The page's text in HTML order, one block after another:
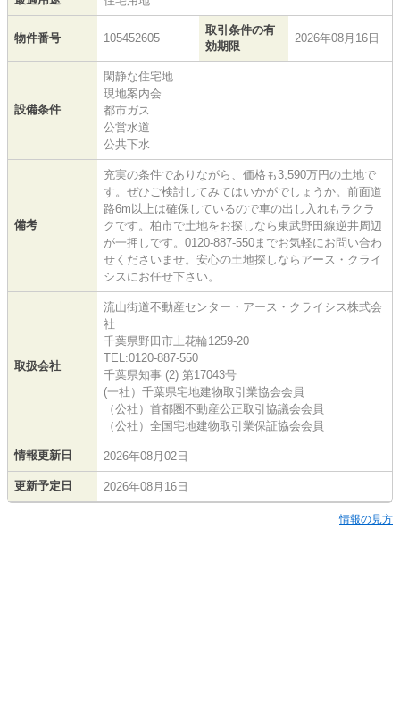
物件番号 105452605
取引条件の有
効期限
2026年08月16日
設備条件
閑静な住宅地
現地案内会
都市ガス
公営水道
公共下水
備考
充実の条件でありながら、価格も3,590万円の土地で
す。ぜひご検討してみてはいかがでしょうか。前面道
路6m以上は確保しているので車の出し入れもラクラ
クです。柏市で土地をお探しなら東武野田線逆井周辺
が一押しです。0120-887-550までお気軽にお問い合わ
せくださいませ。安心の土地探しならアース・クライ
シスにお任せ下さい。
取扱会社
流山街道不動産センター・アース・クライシス株式会
社
千葉県野田市上花輪1259-20
TEL:0120-887-550
千葉県知事 (2) 第17043号
(一社）千葉県宅地建物取引業協会会員
（公社）首都圏不動産公正取引協議会会員
（公社）全国宅地建物取引業保証協会会員
情報更新日 2026年08月02日
更新予定日 2026年08月16日
情報の見方